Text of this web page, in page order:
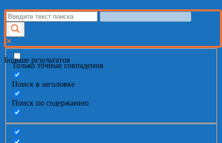
Больше результатов
Только точные совпадения
Поиск в заголовке
Поиск по содержанию